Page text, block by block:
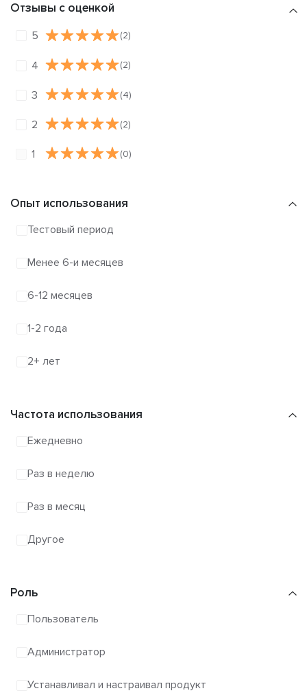
Отзывы с оценкой
5 (2)
4 (2)
3 (4)
2 (2)
1 (0)
Опыт использования
Тестовый период
Менее 6-и месяцев
6-12 месяцев
1-2 года
2+ лет
Частота использования
Ежедневно
Раз в неделю
Раз в месяц
Другое
Роль
Пользователь
Администратор
Устанавливал и настраивал продукт